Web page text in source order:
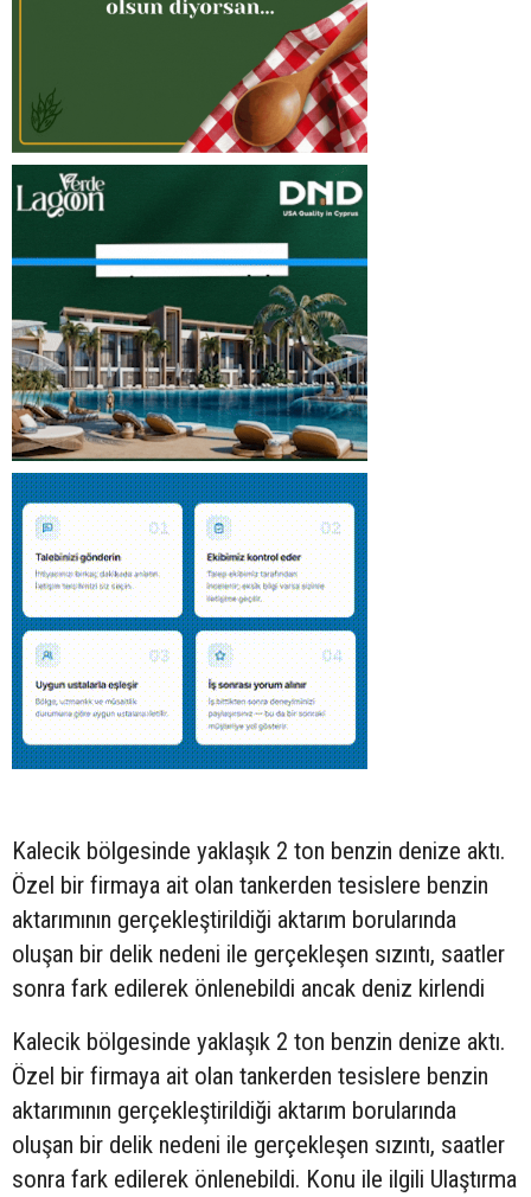
Kalecik bölgesinde yaklaşık 2 ton benzin denize aktı.
Özel bir firmaya ait olan tankerden tesislere benzin
aktarımının gerçekleştirildiği aktarım borularında
oluşan bir delik nedeni ile gerçekleşen sızıntı, saatler
sonra fark edilerek önlenebildi ancak deniz kirlendi
Kalecik bölgesinde yaklaşık 2 ton benzin denize aktı.
Özel bir firmaya ait olan tankerden tesislere benzin
aktarımının gerçekleştirildiği aktarım borularında
oluşan bir delik nedeni ile gerçekleşen sızıntı, saatler
sonra fark edilerek önlenebildi. Konu ile ilgili Ulaştırma